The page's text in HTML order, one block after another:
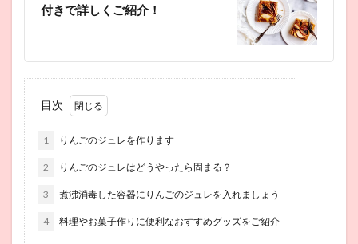
付きで詳しくご紹介！
目次
1 りんごのジュレを作ります
2 りんごのジュレはどうやったら固まる？
3 煮沸消毒した容器にりんごのジュレを入れましょう
4 料理やお菓子作りに便利なおすすめグッズをご紹介